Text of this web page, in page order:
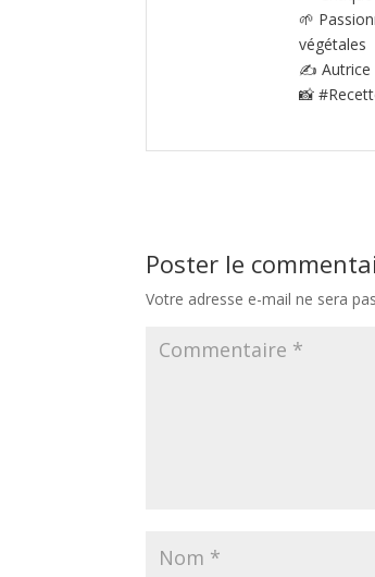
🌱
végétales
✍️ Autrice
📸
Poster le
Votre adresse e-mail ne sera